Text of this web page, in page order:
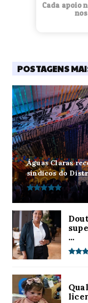
Cada apoio
POSTAGENS
Águas Claras
síndicos do
...